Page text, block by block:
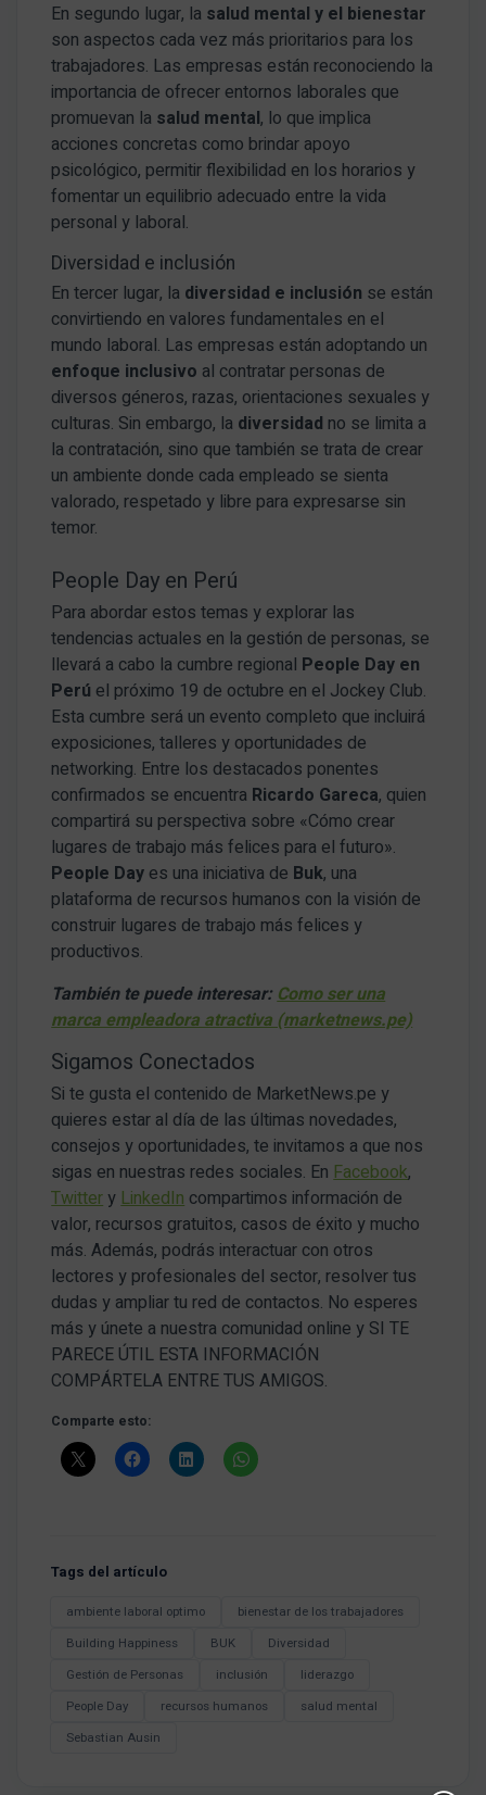
En segundo lugar, la salud mental y el bienestar
son aspectos cada vez más prioritarios para los
trabajadores. Las empresas están reconociendo la
importancia de ofrecer entornos laborales que
promuevan la salud mental, lo que implica
acciones concretas como brindar apoyo
psicológico, permitir flexibilidad en los horarios y
fomentar un equilibrio adecuado entre la vida
personal y laboral.
Diversidad e inclusión
En tercer lugar, la diversidad e inclusión se están
convirtiendo en valores fundamentales en el
mundo laboral. Las empresas están adoptando un
enfoque inclusivo al contratar personas de
diversos géneros, razas, orientaciones sexuales y
culturas. Sin embargo, la diversidad no se limita a
la contratación, sino que también se trata de crear
un ambiente donde cada empleado se sienta
valorado, respetado y libre para expresarse sin
temor.
People Day en Perú
Para abordar estos temas y explorar las
tendencias actuales en la gestión de personas, se
llevará a cabo la cumbre regional People Day en
Perú el próximo 19 de octubre en el Jockey Club.
Esta cumbre será un evento completo que incluirá
exposiciones, talleres y oportunidades de
networking. Entre los destacados ponentes
confirmados se encuentra Ricardo Gareca, quien
compartirá su perspectiva sobre «Cómo crear
lugares de trabajo más felices para el futuro».
People Day es una iniciativa de Buk, una
plataforma de recursos humanos con la visión de
construir lugares de trabajo más felices y
productivos.
También te puede interesar:Como ser una
marca empleadora atractiva (marketnews.pe)
Sigamos Conectados
Si te gusta el contenido de MarketNews.pe y
quieres estar al día de las últimas novedades,
consejos y oportunidades, te invitamos a que nos
sigas en nuestras redes sociales. EnFacebook,
Twitter yLinkedIn compartimos información de
valor, recursos gratuitos, casos de éxito y mucho
más. Además, podrás interactuar con otros
lectores y profesionales del sector, resolver tus
dudas y ampliar tu red de contactos. No esperes
más y únete a nuestra comunidad online y SI TE
PARECE ÚTIL ESTA INFORMACIÓN
COMPÁRTELA ENTRE TUS AMIGOS.
Comparte esto:
Tags del artículo
ambiente laboral optimo
bienestar de los trabajadores
Building Happiness
BUK
Diversidad
Gestión de Personas
inclusión
liderazgo
People Day
recursos humanos
salud mental
Sebastian Ausin